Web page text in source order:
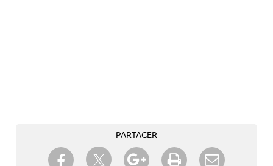
PARTAGER
Partager sur Facebook
Partager sur TwitterPartager sur Google+
Imprimer